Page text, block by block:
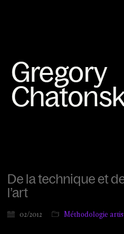
De la technique et
l’art
02/2012 Méthodologie